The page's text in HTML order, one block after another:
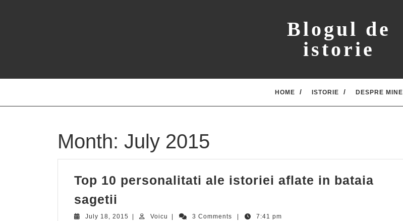
Blogul de
istorie
HOME ISTORIE DESPRE MINE
Month: July 2015
Top 10 personalitati ale istoriei aflate in bataia
sagetii
10
July 18, 2015 July
Voicu Voicu 3 Comments 7:41 pm